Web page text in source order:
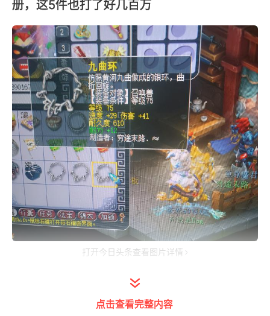
册，这5件也打了好几百万
打开今日头条查看图片详情
现在老烟花区里的宝宝装备价格是越来越便宜
了。记得以前50伤害左右的至少都是500万，
点击查看完整内容